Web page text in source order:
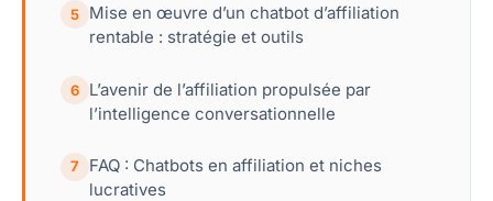
5
Mise en œuvre d’un chatbot d’affiliation
rentable : stratégie et outils
6
L’avenir de l’affiliation propulsée par
l’intelligence conversationnelle
7
FAQ : Chatbots en affiliation et niches
lucratives